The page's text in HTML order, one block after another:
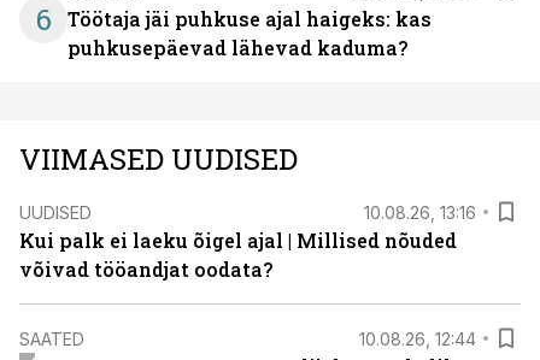
6
Töötaja jäi puhkuse ajal haigeks: kas
puhkusepäevad lähevad kaduma?
VIIMASED UUDISED
UUDISED 10.08.26, 13:16
Kui palk ei laeku õigel ajal | Millised nõuded
võivad tööandjat oodata?
SAATED 10.08.26, 12:44